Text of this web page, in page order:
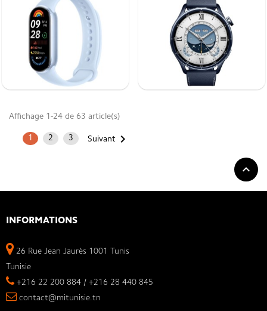
Affichage 1-24 de 63 article(s)
1 2 3 Suivant 

INFORMATIONS
26 Rue Jean Jaurès 1001 Tunis
Tunisie
+216 22 200 884 / +216 28 440 845
contact@mitunisie.tn